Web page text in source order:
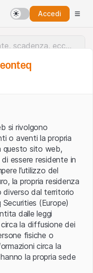
Accedi
si rivolgono
o aventi la propria
questo sito web,
essere residente in
l’utilizzo del
la propria residenza
diverso dal territorio
(Europe)
dalle leggi
la diffusione dei
fisiche o
circa la
la propria sede